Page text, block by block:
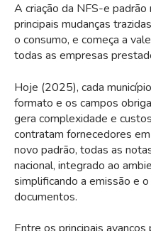
A criação da NFS-e
principais mudanças
o consumo, e começa a
todas as empresas
Hoje (2025), cada
formato e os campos
gera complexidade e
contratam fornecedores
novo padrão, todas as
nacional, integrado ao
simplificando a emissão e
documentos.